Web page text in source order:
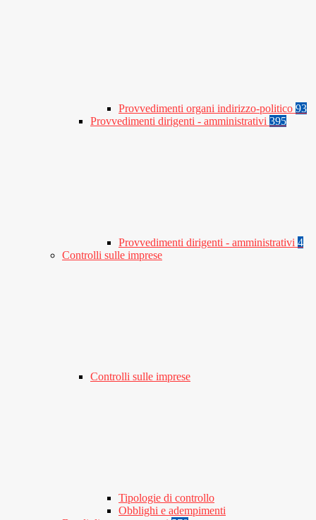
Provvedimenti organi indirizzo-politico 93
Provvedimenti dirigenti - amministrativi 395
Provvedimenti dirigenti - amministrativi 4
Controlli sulle imprese
Controlli sulle imprese
Tipologie di controllo
Obblighi e adempimenti